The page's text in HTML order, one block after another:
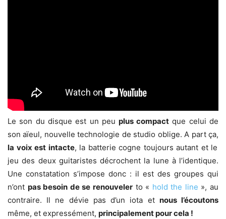
Le son du disque est un peu plus compactque celui de
son aïeul, nouvelle technologie de studio oblige. A part ça,
la voix est intacte, la batterie cogne toujours autant et le
jeu des deux guitaristes décrochent la lune à l’identique.
Une constatation s’impose donc : il est des groupes qui
n’ont pas besoin de se renouvelerto « hold the line », au
contraire. Il ne dévie pas d’un iota et nous l’écoutons
même, et expressément, principalement pour cela !